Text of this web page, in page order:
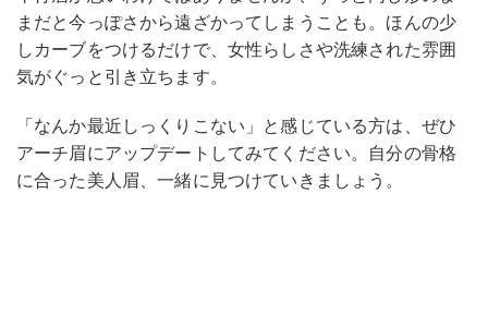
まだと今っぽさから遠ざかってしまうことも。ほんの少
しカーブをつけるだけで、女性らしさや洗練された雰囲
気がぐっと引き立ちます。
「なんか最近しっくりこない」と感じている方は、ぜひ
アーチ眉にアップデートしてみてください。自分の骨格
に合った美人眉、一緒に見つけていきましょう。